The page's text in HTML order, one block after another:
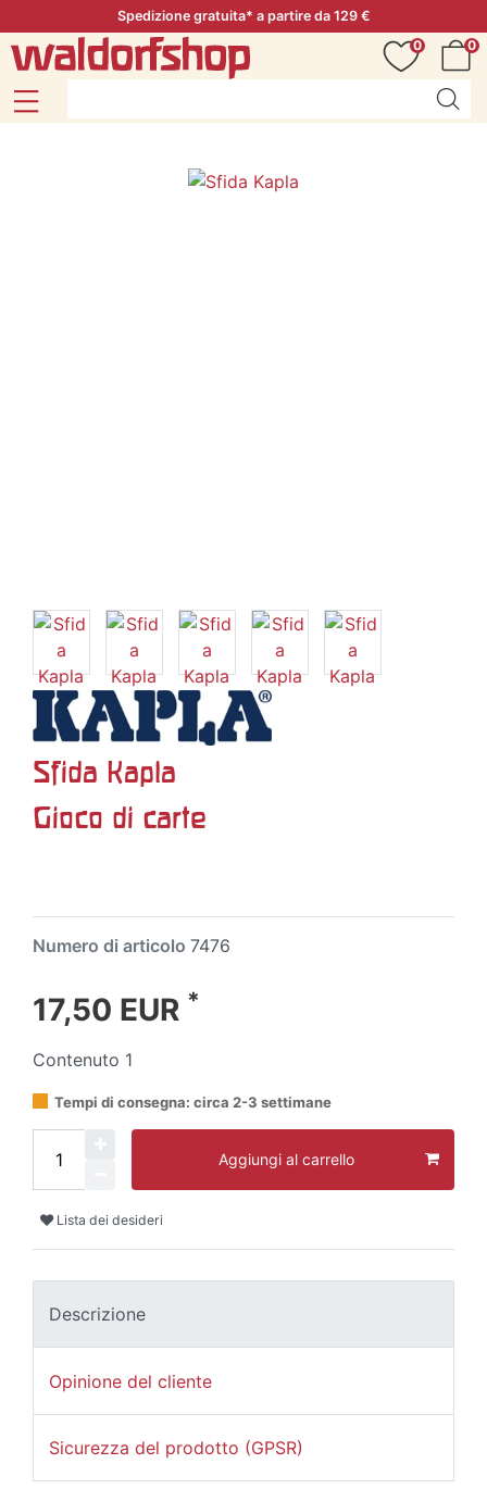
Spedizione gratuita* a partire da 129 €
0
0
Sfida Kapla
Gioco di carte
Numero di articolo 7476
17,50 EUR *
Contenuto 1
Tempi di consegna: circa 2-3 settimane
Aggiungi al carrello
Lista dei desideri
Descrizione
Opinione del cliente
Sicurezza del prodotto (GPSR)